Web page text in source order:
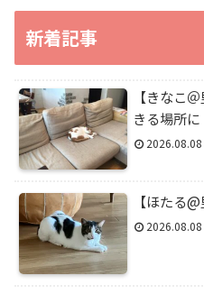
新着記事
【きなこ
きる場所に
2026.08.08
【ほたる
2026.08.08